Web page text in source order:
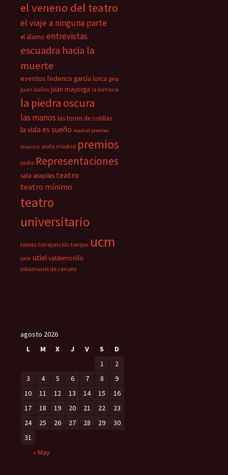
el veneno del teatro
el viaje a ninguna parte
el álamo entrevistas
escuadra hacia la
muerte
eventos federico garcía lorca gira
juan baños juan mayorga la barraca
la piedra oscura
las manos las torres de cotillas
la vida es sueño madrid premier
muestra onda madrid premios
radio Representaciones
sala arapiles teatro
teatro mínimo
teatro
universitario
toledo torrejoncillo torrijos ucm
unir utielvaldemorillo
villamuriel de cerrato
agosto 2026
L
M X J V S
D
1
2
3
4 5 6 7 8
9
10
11 12 13 14 15
16
17
18 19 20 21 22
23
24
25 26 27 28 29
30
31
« May